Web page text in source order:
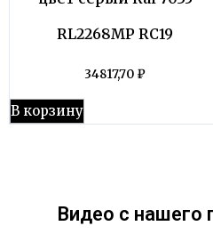
RL2268MP RC19
34817,70 ₽
В корзину
Видео с нашего